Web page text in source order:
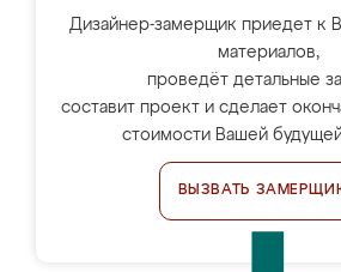
Дизайнер-замерщик приедет к
материалов,
проведёт детальные
составит проект и сделает
стоимости Вашей
ВЫЗВАТЬ